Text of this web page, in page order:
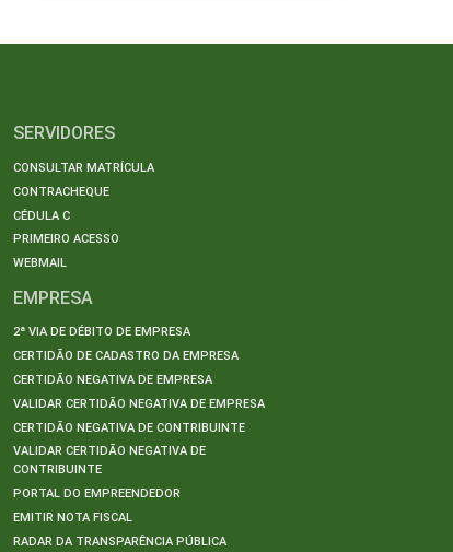
SERVIDORES
CONSULTAR MATRÍCULA
CONTRACHEQUE
CÉDULA C
PRIMEIRO ACESSO
WEBMAIL
EMPRESA
2ª VIA DE DÉBITO DE EMPRESA
CERTIDÃO DE CADASTRO DA EMPRESA
CERTIDÃO NEGATIVA DE EMPRESA
VALIDAR CERTIDÃO NEGATIVA DE EMPRESA
CERTIDÃO NEGATIVA DE CONTRIBUINTE
VALIDAR CERTIDÃO NEGATIVA DE
CONTRIBUINTE
PORTAL DO EMPREENDEDOR
EMITIR NOTA FISCAL
RADAR DA TRANSPARÊNCIA PÚBLICA